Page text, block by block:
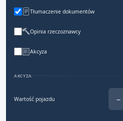
Tłumaczenie dokumentów
Opinia rzeczoznawcy
Akcyza
AKCYZA
Wartość pojazdu −